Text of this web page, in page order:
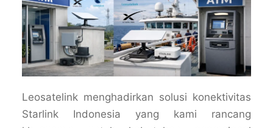
Leosatelink menghadirkan solusi konektivitas
Starlink Indonesia yang kami rancang